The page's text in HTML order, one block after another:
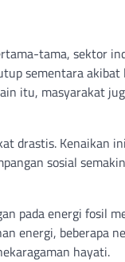
tama, sektor
sementara
itu, masyarakat
drastis. Kenaikan
sosial
pada energi fosil
energi, beberapa
hayati.